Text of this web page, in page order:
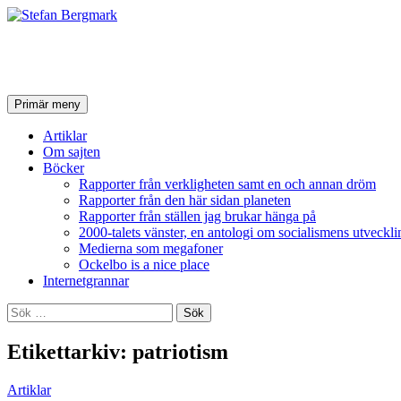
SökPrimär meny Hoppa
till
innehåll
Artiklar
Om sajten
Böcker
Rapporter från verkligheten samt en och annan dröm
Rapporter från den här sidan planeten
Rapporter från ställen jag brukar hänga på
2000-talets vänster, en antologi om socialismens
Medierna som megafoner
Ockelbo is a nice place
Internetgrannar
Sök
efter:
Etikettarkiv: patriotism
Artiklar